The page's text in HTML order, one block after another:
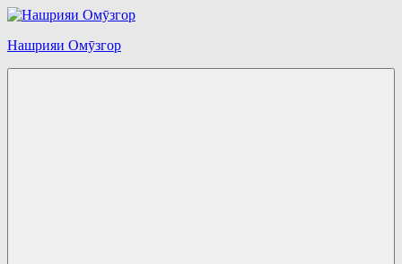
Перейти
содержимому
Нашрияи Омӯзгор